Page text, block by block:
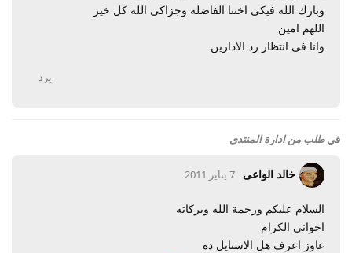
وبارك الله فيكى اختنا الفاضلة وجزاكى الله كل خير
اللهم امين
وانا فى انتظار رد الادارين
يرد
فيطلب من ادارة المنتدى
خالد الواعى 7 يناير 2011
السلام عليكم ورحمة الله وبركاته
اخوانى الكرام
عاوز اعرف هل الاستايل دة